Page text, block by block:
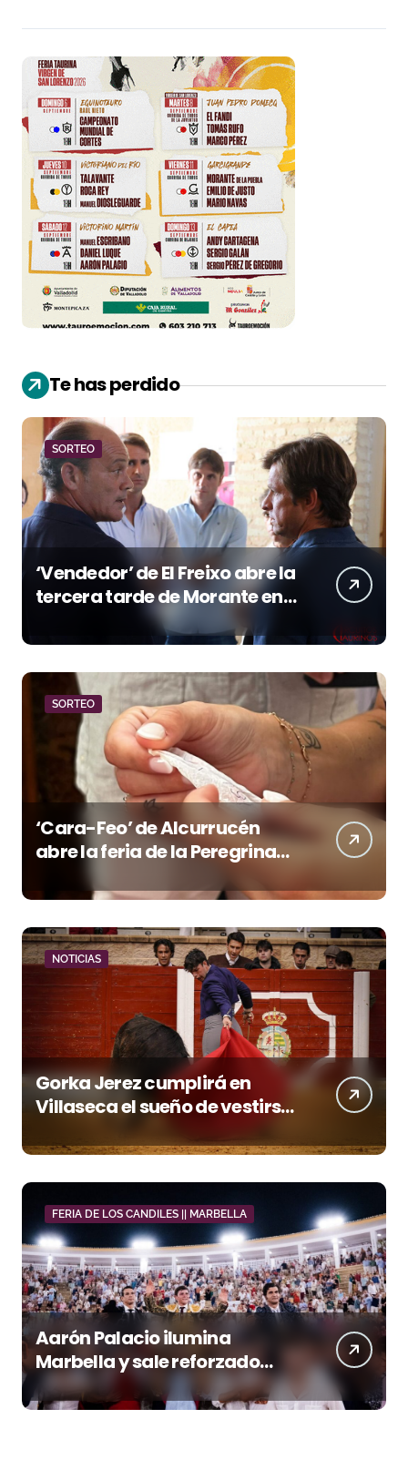
Te has perdido
SORTEO
‘Vendedor’ de El Freixo abre la
tercera tarde de Morante en
la temporada portuense
SORTEO
‘Cara-Feo’ de Alcurrucén
abre la feria de la Peregrina
NOTICIAS
Gorka Jerez cumplirá en
Villaseca el sueño de vestirse
de luces ante los suyos
FERIA DE LOS CANDILES || MARBELLA
Aarón Palacio ilumina
Marbella y sale reforzado
junto a Manzanares y
Morante